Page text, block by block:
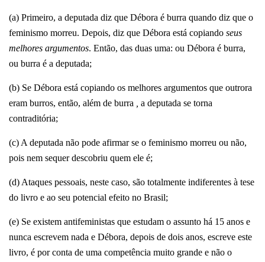
(a) Primeiro, a deputada diz que Débora é burra quando diz que o
feminismo morreu. Depois, diz que Débora está copiando seus
melhores argumentos. Então, das duas uma: ou Débora é burra,
ou burra é a deputada;
(b) Se Débora está copiando os melhores argumentos que outrora
eram burros, então, além de burra , a deputada se torna
contraditória;
(c) A deputada não pode afirmar se o feminismo morreu ou não,
pois nem sequer descobriu quem ele é;
(d) Ataques pessoais, neste caso, são totalmente indiferentes à tese
do livro e ao seu potencial efeito no Brasil;
(e) Se existem antifeministas que estudam o assunto há 15 anos e
nunca escrevem nada e Débora, depois de dois anos, escreve este
livro, é por conta de uma competência muito grande e não o